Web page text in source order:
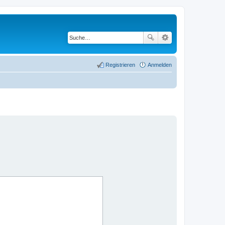
Anmelden
Registrieren